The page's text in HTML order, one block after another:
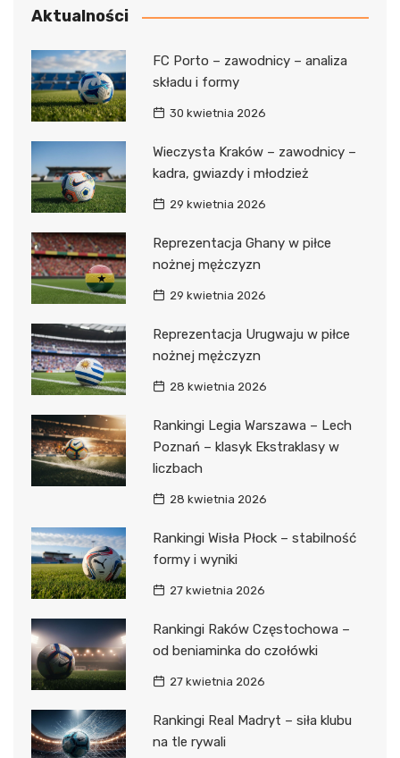
Aktualności
FC Porto – zawodnicy – analiza
składu i formy
30 kwietnia 2026
Wieczysta Kraków – zawodnicy –
kadra, gwiazdy i młodzież
29 kwietnia 2026
Reprezentacja Ghany w piłce
nożnej mężczyzn
29 kwietnia 2026
Reprezentacja Urugwaju w piłce
nożnej mężczyzn
28 kwietnia 2026
Rankingi Legia Warszawa – Lech
Poznań – klasyk Ekstraklasy w
liczbach
28 kwietnia 2026
Rankingi Wisła Płock – stabilność
formy i wyniki
27 kwietnia 2026
Rankingi Raków Częstochowa –
od beniaminka do czołówki
27 kwietnia 2026
Rankingi Real Madryt – siła klubu
na tle rywali